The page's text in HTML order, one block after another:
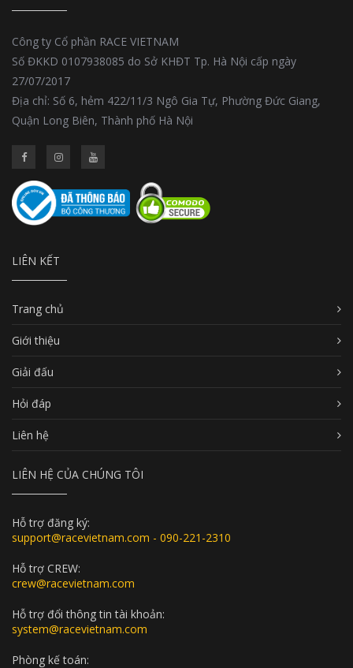
Công ty Cổ phần RACE VIETNAM
Số ĐKKD 0107938085 do Sở KHĐT Tp. Hà Nội cấp ngày
27/07/2017
Địa chỉ: Số 6, hẻm 422/11/3 Ngô Gia Tự, Phường Đức Giang,
Quận Long Biên, Thành phố Hà Nội
LIÊN KẾT
Trang chủ
Giới thiệu
Giải đấu
Hỏi đáp
Liên hệ
LIÊN HỆ CỦA CHÚNG TÔI
Hỗ trợ đăng ký:
support@racevietnam.com - 090-221-2310
Hỗ trợ CREW:
crew@racevietnam.com
Hỗ trợ đổi thông tin tài khoản:
system@racevietnam.com
Phòng kế toán: